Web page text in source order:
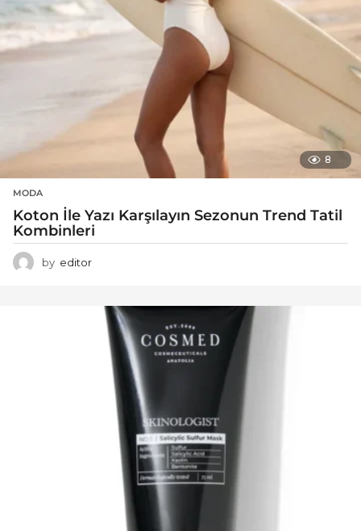
8
MODA
Koton İle Yazı Karşılayın Sezonun Trend Tatil
Kombinleri
by editor